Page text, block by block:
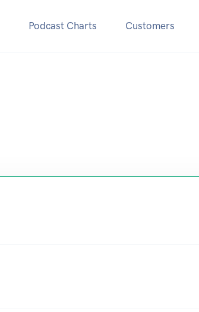
Podcast Charts Customers